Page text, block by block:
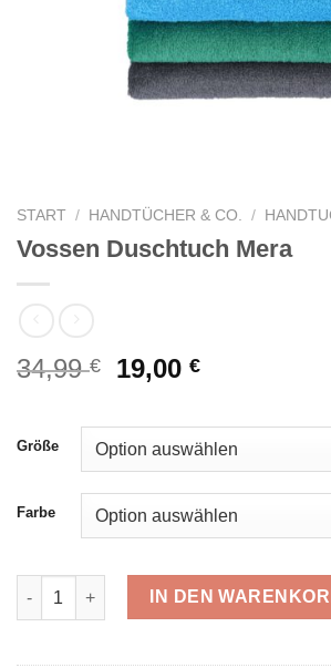
START / HANDTÜCHER & CO. /
Vossen Duschtuch Mera
34,99€
Ursprünglicher
war:
34,99 €
19,00€Aktueller
ist:
19,00 €.
Größe
Farbe
Vossen Duschtuch Mera Menge
IN DEN